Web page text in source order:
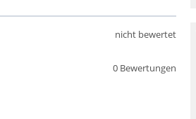
0 Bewertungen
nicht bewertet